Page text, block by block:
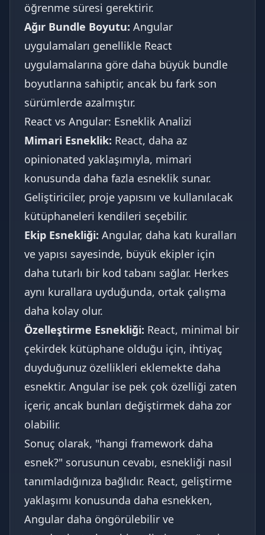
öğrenme süresi gerektirir.
Ağır Bundle Boyutu: Angular
uygulamaları genellikle React
uygulamalarına göre daha büyük bundle
boyutlarına sahiptir, ancak bu fark son
sürümlerde azalmıştır.
React vs Angular: Esneklik Analizi
Mimari Esneklik: React, daha az
opinionated yaklaşımıyla, mimari
konusunda daha fazla esneklik sunar.
Geliştiriciler, proje yapısını ve kullanılacak
kütüphaneleri kendileri seçebilir.
Ekip Esnekliği: Angular, daha katı kuralları
ve yapısı sayesinde, büyük ekipler için
daha tutarlı bir kod tabanı sağlar. Herkes
aynı kurallara uyduğunda, ortak çalışma
daha kolay olur.
Özelleştirme Esnekliği: React, minimal bir
çekirdek kütüphane olduğu için, ihtiyaç
duyduğunuz özellikleri eklemekte daha
esnektir. Angular ise pek çok özelliği zaten
içerir, ancak bunları değiştirmek daha zor
olabilir.
Sonuç olarak, "hangi framework daha
esnek?" sorusunun cevabı, esnekliği nasıl
tanımladığınıza bağlıdır. React, geliştirme
yaklaşımı konusunda daha esnekken,
Angular daha öngörülebilir ve